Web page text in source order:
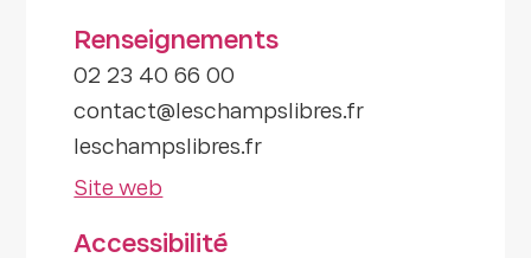
Renseignements
02 23 40 66 00
contact@leschampslibres.fr
leschampslibres.fr
Site web
Accessibilité